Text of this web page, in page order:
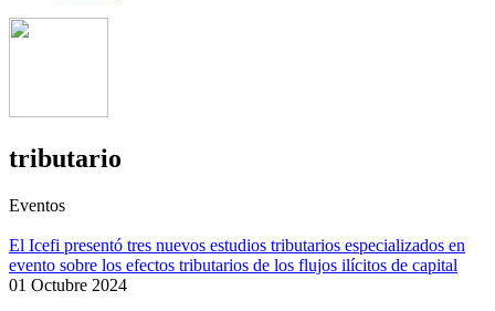
tributario
Eventos
El Icefi presentó tres nuevos estudios tributarios especializados en
evento sobre los efectos tributarios de los flujos ilícitos de capital
01 Octubre 2024